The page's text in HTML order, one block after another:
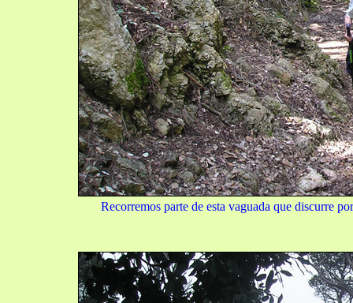
Recorremos parte de esta vaguada que discurre